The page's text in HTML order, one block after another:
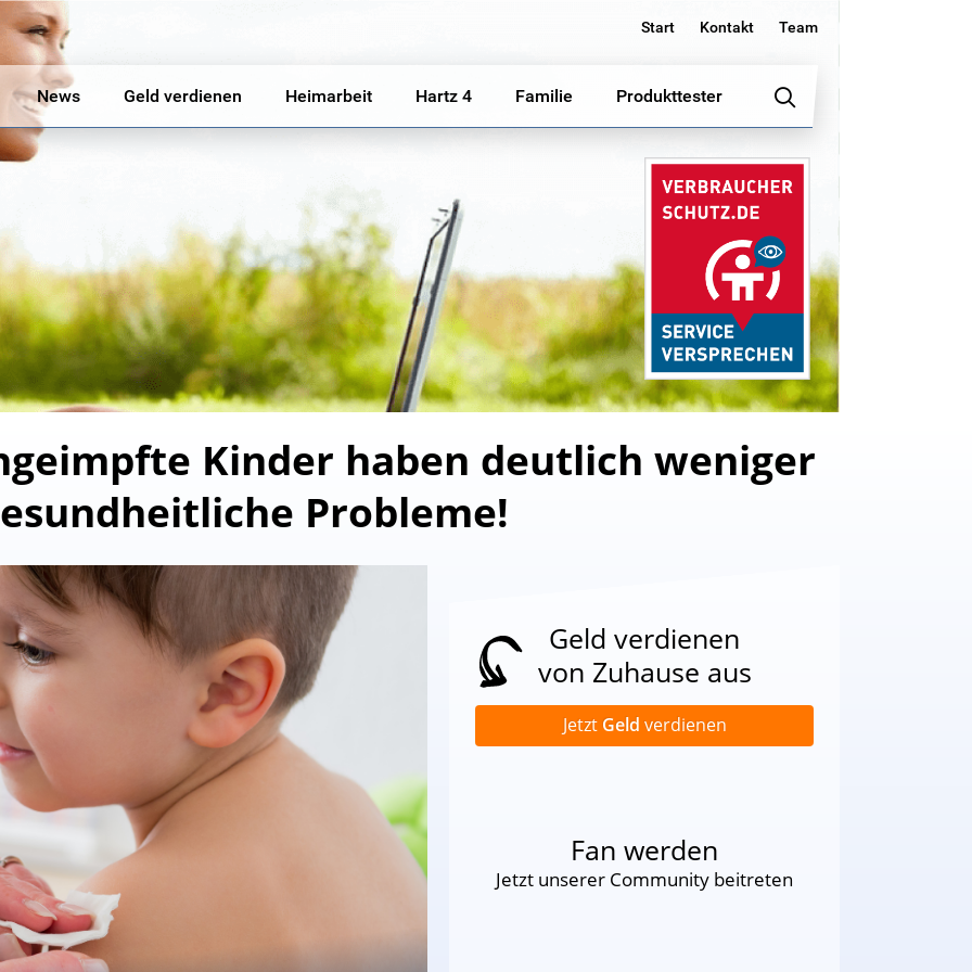
Start Kontakt Team
News Geld verdienen Heimarbeit Hartz 4 Familie Produkttester
Kinder haben deutlich weniger
Probleme!
Geld verdienen
von Zuhause aus
Jetzt Geld verdienen
Fan werden
Jetzt unserer Community beitreten